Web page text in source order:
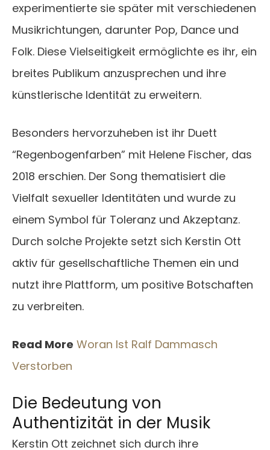
experimentierte sie später mit verschiedenen
Musikrichtungen, darunter Pop, Dance und
Folk. Diese Vielseitigkeit ermöglichte es ihr, ein
breites Publikum anzusprechen und ihre
künstlerische Identität zu erweitern.
Besonders hervorzuheben ist ihr Duett
“Regenbogenfarben” mit Helene Fischer, das
2018 erschien. Der Song thematisiert die
Vielfalt sexueller Identitäten und wurde zu
einem Symbol für Toleranz und Akzeptanz.
Durch solche Projekte setzt sich Kerstin Ott
aktiv für gesellschaftliche Themen ein und
nutzt ihre Plattform, um positive Botschaften
zu verbreiten.
Read More Woran Ist Ralf Dammasch
Verstorben
Die Bedeutung von
Authentizität in der Musik
Kerstin Ott zeichnet sich durch ihre